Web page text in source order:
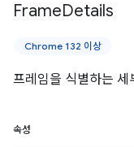
FrameDetails
Chrome 132 이상
프레임을 식별하는 세
속성